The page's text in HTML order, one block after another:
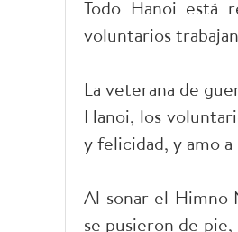
Todo Hanoi está
voluntarios
La veterana de
Hanoi, los
y felicidad, y amo a
Al sonar el Himno
se pusieron de